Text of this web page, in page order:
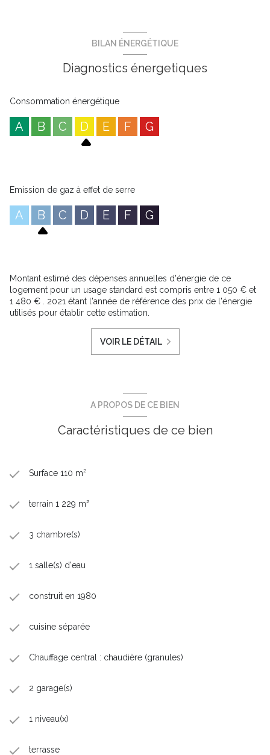
BILAN ÉNERGÉTIQUE
Diagnostics énergetiques
Consommation énergétique
A B C D E F G
Emission de gaz à effet de serre
A B C D E F G
Montant estimé des dépenses annuelles d'énergie de ce
logement pour un usage standard est compris entre 1 050 € et
1 480 € . 2021 étant l'année de référence des prix de l'énergie
utilisés pour établir cette estimation.
VOIR LE DÉTAIL
A PROPOS DE CE BIEN
Caractéristiques de ce bien
Surface 110 m²
terrain 1 229 m²
3 chambre(s)
1 salle(s) d'eau
construit en 1980
cuisine séparée
Chauffage central : chaudière (granules)
2 garage(s)
1 niveau(x)
terrasse